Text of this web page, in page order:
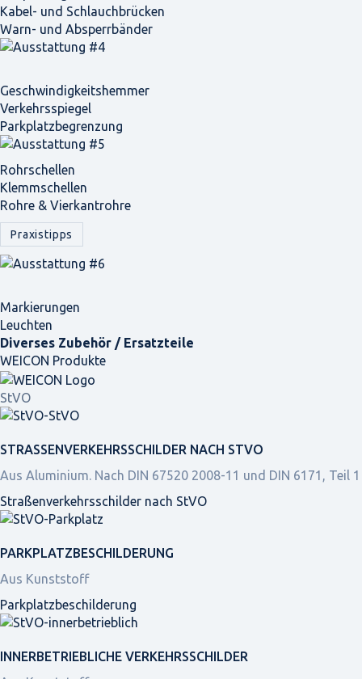
Kabel- und Schlauchbrücken
Warn- und Absperrbänder
Geschwindigkeits­hemmer
Verkehrsspiegel
Parkplatz­begrenzung
Rohrschellen
Klemmschellen
Rohre & Vierkantrohre
Praxistipps
Markierungen
Leuchten
Diverses Zubehör / Ersatzteile
WEICON Produkte
StVO
STRASSEN­VERKEHRS­SCHILDER NACH STVO
Aus Aluminium. Nach DIN 67520 2008-11 und DIN 6171, Teil 1
Straßen­verkehrs­schilder nach StVO
PARKPLATZ­BESCHILDERUNG
Aus Kunststoff
Parkplatz­beschilderung
INNER­BETRIEBLICHE VERKEHRS­SCHILDER